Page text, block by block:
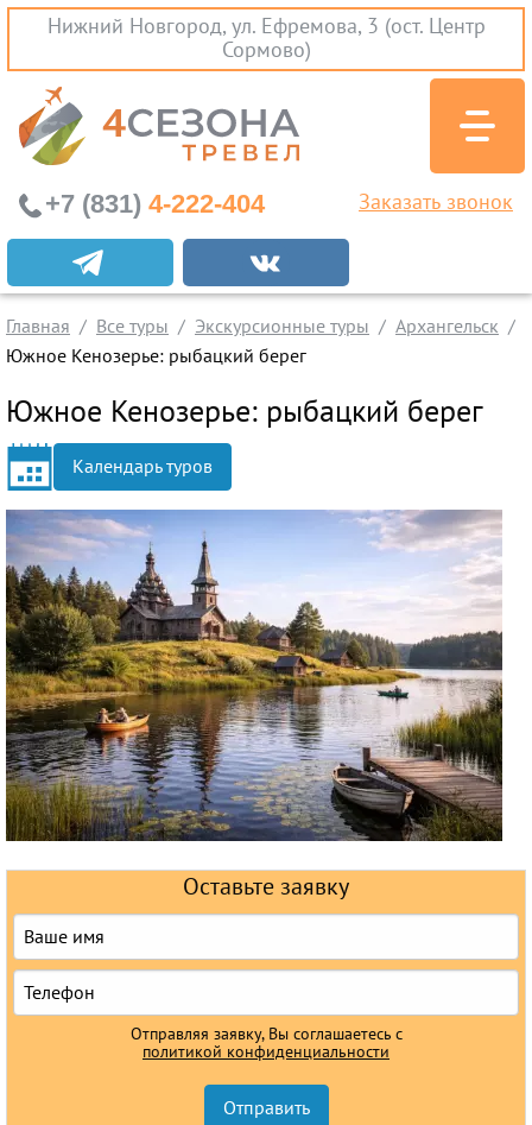
Нижний Новгород, ул. Ефремова, 3 (ост. Центр
Сормово)
Экскурсионные туры
Заграничные экскурсии
Туры на Черное Море
Горящие туры
Раннее бронирование
Железнодорожные туры
Круизы
+7 (831) 4-222-404 Заказать звонок
Главная Все туры Экскурсионные туры
Архангельск
Южное Кенозерье: рыбацкий берег
Южное Кенозерье: рыбацкий берег
Календарь туров
Оставьте заявку
Отправляя заявку, Вы соглашаетесь с
политикой конфиденциальности